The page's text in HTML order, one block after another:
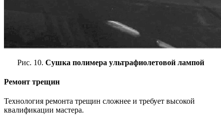
Рис. 10. Сушка полимера ультрафиолетовой лампой
Ремонт трещин
Технология ремонта трещин сложнее и требует высокой
квалификации мастера.